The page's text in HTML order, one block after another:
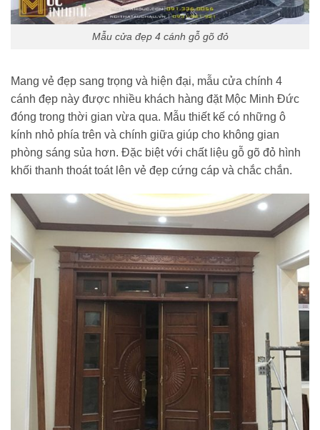
Mẫu cửa đẹp 4 cánh gỗ gõ đỏ
Mang vẻ đẹp sang trọng và hiện đại, mẫu cửa chính 4
cánh đẹp này được nhiều khách hàng đặt Mộc Minh Đức
đóng trong thời gian vừa qua. Mẫu thiết kế có những ô
kính nhỏ phía trên và chính giữa giúp cho không gian
phòng sáng sủa hơn. Đặc biệt với chất liệu gỗ gõ đỏ hình
khối thanh thoát toát lên vẻ đẹp cứng cáp và chắc chắn.